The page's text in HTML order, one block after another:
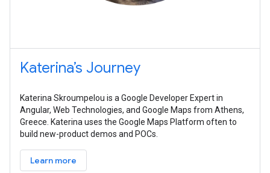
Katerina’s Journey
Katerina Skroumpelou is a Google Developer Expert in
Angular, Web Technologies, and Google Maps from Athens,
Greece. Katerina uses the Google Maps Platform often to
build new-product demos and POCs.
Learn more